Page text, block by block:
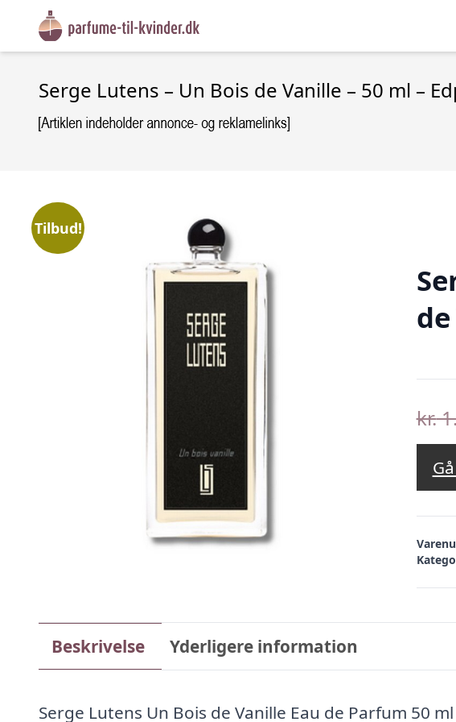
Serge Lutens – Un Bois de Vanille – 50 ml –
Tilbud!
kr.
Beskrivelse Yderligere information
Serge Lutens Un Bois de Vanille Eau de Parfum 50 ml